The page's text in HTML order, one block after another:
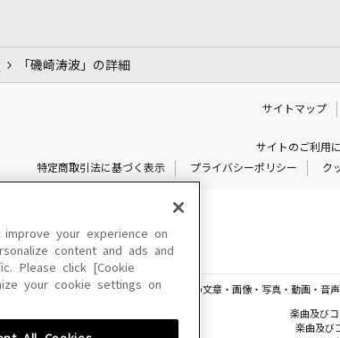
「磯崎涛波」の詳細
サイトマップ
サイトのご利用
特定商取引法に基づく表示
プライバシーポリシー ク
このサイトに掲載されている一切の文章・画像・写真・動画・音
楽曲及び
楽曲及び
your experience on
content and ads and
Please click [Cookie
your cookie settings on